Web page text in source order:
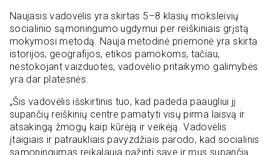
Naujasis vadovėlis yra skirtas 5–8 klasių moksleivių
socialinio sąmoningumo ugdymui per reiškiniais grįstą
mokymosi metodą. Nauja metodinė priemonė yra skirta
istorijos, geografijos, etikos pamokoms, tačiau,
nestokojant vaizduotės, vadovėlio pritaikymo galimybės
yra dar platesnės.
„Šis vadovėlis išskirtinis tuo, kad padeda paaugliui jį
supančių reiškinių centre pamatyti visų pirma laisvą ir
atsakingą žmogų kaip kūrėją ir veikėją. Vadovėlis
įtaigiais ir patraukliais pavyzdžiais parodo, kad socialinis
sąmoningumas reikalauja pažinti save ir mus supančią